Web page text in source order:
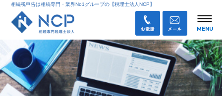
相続税申告は相続専門・業界No1グループの【税理士法人NCP】